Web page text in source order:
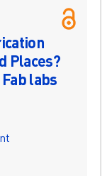
Places?
labs